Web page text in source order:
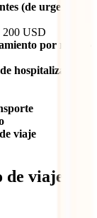
(de urgencia):
200 USD
por reposo
hospitalización:
viaje
de viaje